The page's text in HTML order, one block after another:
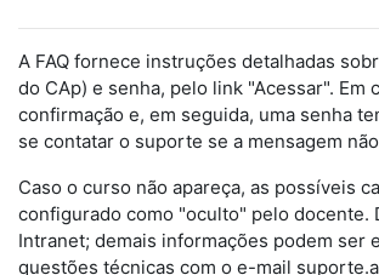
A FAQ fornece instruções detalhadas
do CAp) e senha, pelo link "Acessar".
confirmação e, em seguida, uma senha
se contatar o suporte se a mensagem
Caso o curso não apareça, as possíveis
configurado como "oculto" pelo docente.
Intranet; demais informações podem ser
questões técnicas com o e-mail